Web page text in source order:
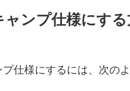
ンプ仕様にす
仕様にするには、次の